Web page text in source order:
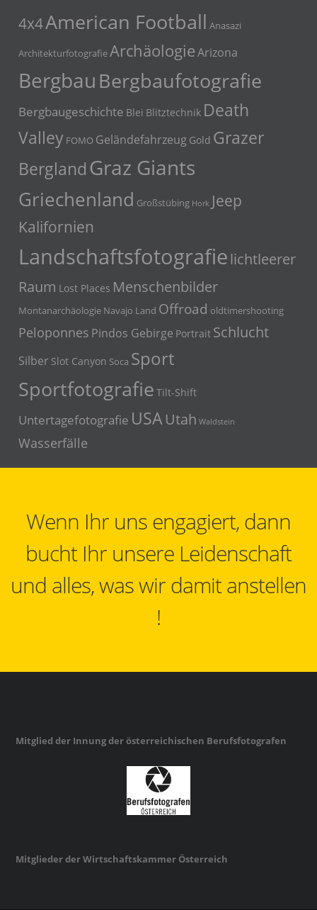
4x4American Football Anasazi
ArchitekturfotografieArchäologieArizona
BergbauBergbaufotografie
Bergbaugeschichte Blei Blitztechnik Death
Valley FOMO Geländefahrzeug Gold Grazer
Bergland Graz Giants
Griechenland Großstübing Hork Jeep
Kalifornien
Landschaftsfotografie lichtleerer
Raum Lost Places Menschenbilder
Montanarchäologie Navajo Land Offroad oldtimershooting
Peloponnes Pindos Gebirge Portrait Schlucht
Silber Slot Canyon Soca Sport
Sportfotografie Tilt-Shift
Untertagefotografie USAUtah Waldstein
Wasserfälle
Wenn Ihr uns engagiert, dann
bucht Ihr unsere Leidenschaft
und alles, was wir damit anstellen
!
Mitglied der Innung der österreichischen Berufsfotografen
Mitglieder der Wirtschaftskammer Österreich